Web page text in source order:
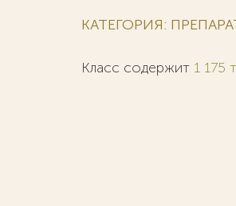
КАТЕГОРИЯ:
Класс содержит 1 175